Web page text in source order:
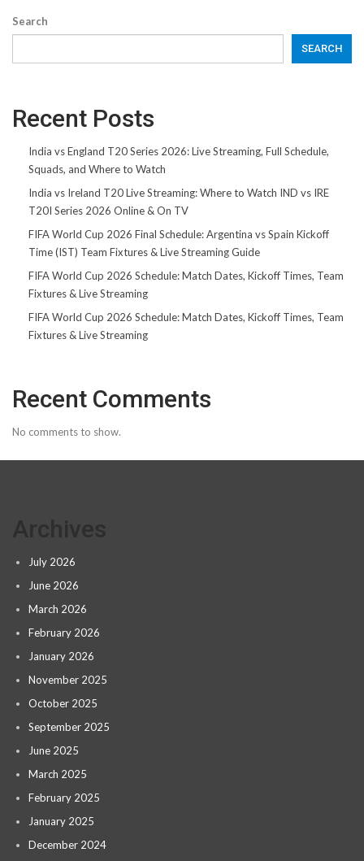
Search
SEARCH
Recent Posts
India vs England T20 Series 2026: Live Streaming, Full Schedule,
Squads, and Where to Watch
India vs Ireland T20 Live Streaming: Where to Watch IND vs IRE
T20I Series 2026 Online & On TV
FIFA World Cup 2026 Final Schedule: Argentina vs Spain Kickoff
Time (IST) Team Fixtures & Live Streaming Guide
FIFA World Cup 2026 Schedule: Match Dates, Kickoff Times, Team
Fixtures & Live Streaming
FIFA World Cup 2026 Schedule: Match Dates, Kickoff Times, Team
Fixtures & Live Streaming
Recent Comments
No comments to show.
July 2026
June 2026
March 2026
February 2026
January 2026
November 2025
October 2025
September 2025
June 2025
March 2025
February 2025
January 2025
December 2024